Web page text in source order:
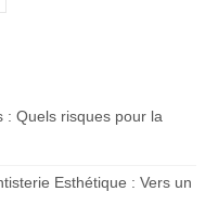
: Quels risques pour la
Esthétique : Vers un